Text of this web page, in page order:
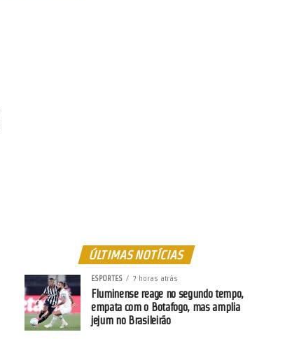
ÚLTIMAS NOTÍCIAS
ESPORTES 7 horas atrás
Fluminense reage no segundo tempo,
empata com o Botafogo, mas amplia
jejum no Brasileirão